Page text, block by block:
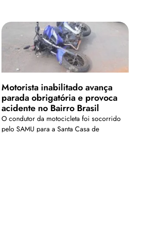
Motorista inabilitado avança
parada obrigatória e provoca
acidente no Bairro Brasil
O condutor da motocicleta foi socorrido
pelo SAMU para a Santa Casa de